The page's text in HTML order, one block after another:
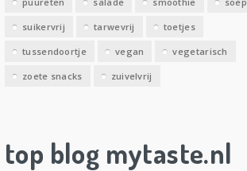
suikervrij tarwevrij toetjes
tussendoortje vegan vegetarisch
zoete snacks zuivelvrij
top blog mytaste.nl